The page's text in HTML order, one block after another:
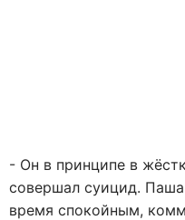
- Он в принципе в
совершал суицид.
время спокойным,